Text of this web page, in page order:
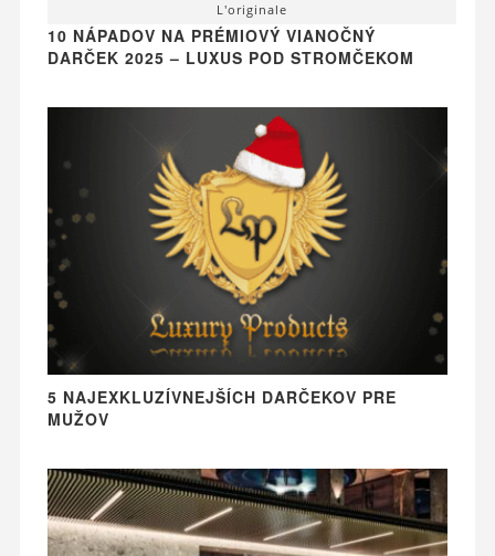
L'originale
10 NÁPADOV NA PRÉMIOVÝ VIANOČNÝ
DARČEK 2025 – LUXUS POD STROMČEKOM
5 NAJEXKLUZÍVNEJŠÍCH DARČEKOV PRE
MUŽOV